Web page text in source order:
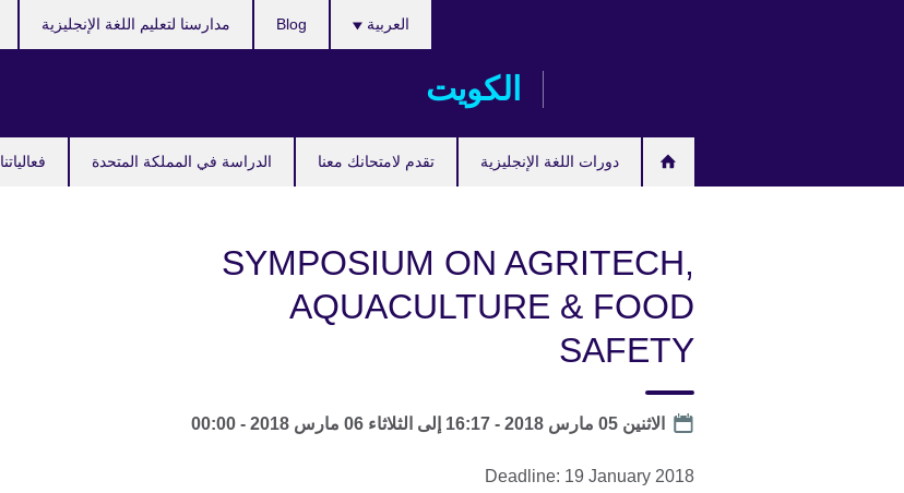
الكويت
دورات اللغة الإنجليزية تقدم لامتحانك معنا الدراسة في المملكة المتحدة فعالياتنا
العربية Blog مدارسنا لتعليم اللغة الإنجليزية
SYMPOSIUM ON AGRITECH,
AQUACULTURE & FOOD
SAFETY
Date
الاثنين 05 مارس 2018 - 16:17 إلى الثلاثاء 06 مارس 2018 - 00:00
Deadline: 19 January 2018